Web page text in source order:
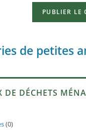
de petites
DE DÉCHETS
(0)